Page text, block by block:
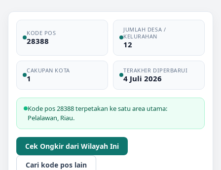
KODE POS
28388
JUMLAH DESA /
KELURAHAN
12
CAKUPAN KOTA
1
TERAKHIR DIPERBARUI
4 Juli 2026
Kode pos 28388 terpetakan ke satu area utama:
Pelalawan, Riau.
Cek Ongkir dari Wilayah Ini
Cari kode pos lain